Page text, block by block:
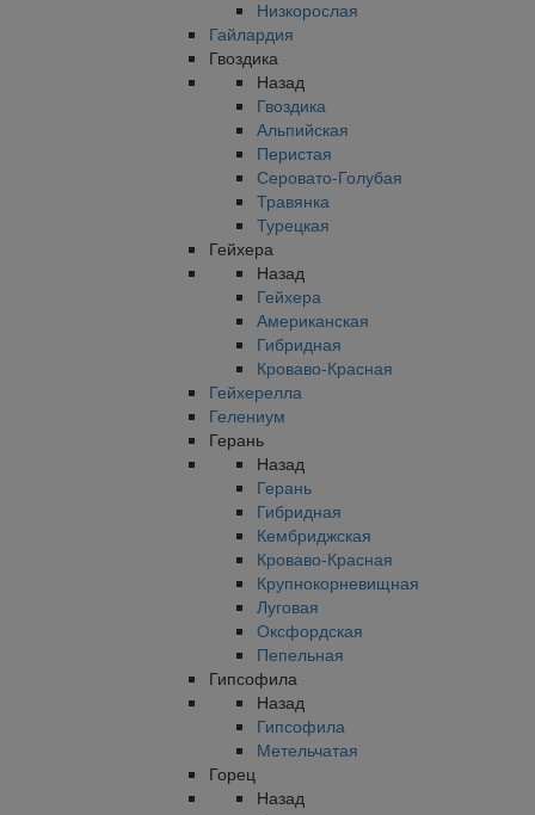
Низкорослая
Гайлардия
Гвоздика
Назад
Гвоздика
Альпийская
Перистая
Серовато-Голубая
Травянка
Турецкая
Гейхера
Назад
Гейхера
Американская
Гибридная
Кроваво-Красная
Гейхерелла
Гелениум
Герань
Назад
Герань
Гибридная
Кембриджская
Кроваво-Красная
Крупнокорневищная
Луговая
Оксфордская
Пепельная
Гипсофила
Назад
Гипсофила
Метельчатая
Горец
Назад